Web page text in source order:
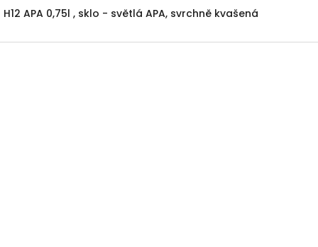
H12 APA 0,75l , sklo - světlá APA, svrchně kvašená
Z